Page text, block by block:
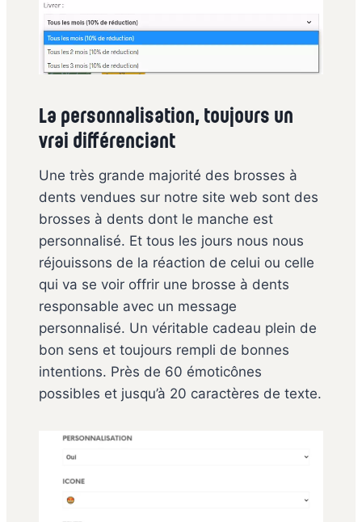
La personnalisation, toujours un
vrai différenciant
Une très grande majorité des brosses à
dents vendues sur notre site web sont des
brosses à dents dont le manche est
personnalisé. Et tous les jours nous nous
réjouissons de la réaction de celui ou celle
qui va se voir offrir une brosse à dents
responsable avec un message
personnalisé. Un véritable cadeau plein de
bon sens et toujours rempli de bonnes
intentions. Près de 60 émoticônes
possibles et jusqu’à 20 caractères de texte.